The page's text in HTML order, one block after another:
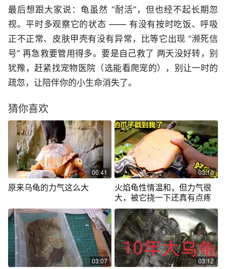
最后想跟大家说：龟虽然 “耐活”，但也经不起长期忽
视。平时多观察它的状态 —— 有没有按时吃饭、呼吸
正不正常、皮肤甲壳有没有异常，比等它出现 “濒死信
号” 再急救要管用得多。要是自己救了 两天没好转，别
犹豫，赶紧找宠物医院（选能看爬宠的），别让一时的
疏忽，让陪伴你的小生命消失了。
猜你喜欢
00:41
原来乌龟的力气这么大
03:10
火焰龟性情温和，但力气很
大，被它挠一下还真有点疼
03:07 03:12